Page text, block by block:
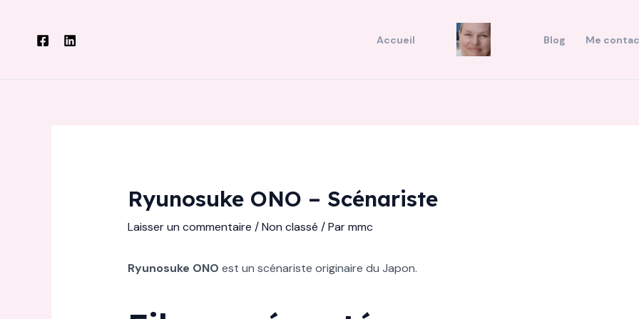
contenu
Accueil Blog Me
Ryunosuke ONO – Scénariste
Laisser un commentaire /Non classé / Parmmc
Ryunosuke ONO est un scénariste originaire du Japon.